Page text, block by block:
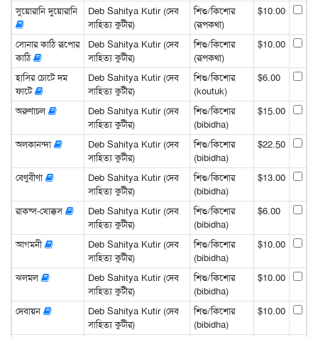
সুয়োরানি দুয়োরানি
Deb Sahitya Kutir (দেব
সাহিত্য কুটীর)
শিশু/কিশোর
(রূপকথা)
$10.00
সোনার কাঠি রূপোর
কাঠি
Deb Sahitya Kutir (দেব
সাহিত্য কুটীর)
শিশু/কিশোর
(রূপকথা)
$10.00
হাসির চোটে দম
ফাটে
Deb Sahitya Kutir (দেব
সাহিত্য কুটীর)
শিশু/কিশোর
(koutuk)
$6.00
অরুণাচল
Deb Sahitya Kutir (দেব
সাহিত্য কুটীর)
শিশু/কিশোর
(bibidha)
$15.00
অলকানন্দা
Deb Sahitya Kutir (দেব
সাহিত্য কুটীর)
শিশু/কিশোর
(bibidha)
$22.50
বেণুবীণা
Deb Sahitya Kutir (দেব
সাহিত্য কুটীর)
শিশু/কিশোর
(bibidha)
$13.00
রাক্ষ্স-খোক্কস
Deb Sahitya Kutir (দেব
সাহিত্য কুটীর)
শিশু/কিশোর
(bibidha)
$6.00
আগমনী
Deb Sahitya Kutir (দেব
সাহিত্য কুটীর)
শিশু/কিশোর
(bibidha)
$10.00
ঝলমল
Deb Sahitya Kutir (দেব
সাহিত্য কুটীর)
শিশু/কিশোর
(bibidha)
$10.00
দেবায়ন
Deb Sahitya Kutir (দেব
সাহিত্য কুটীর)
শিশু/কিশোর
(bibidha)
$10.00